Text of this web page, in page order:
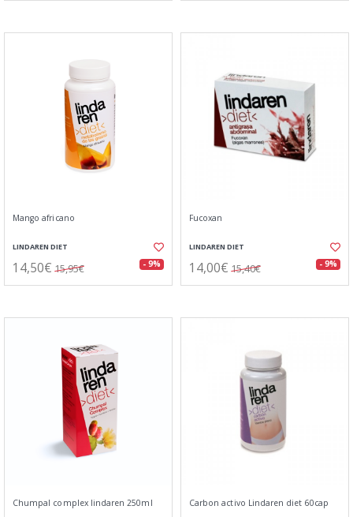
Mango africano
LINDAREN DIET
14,50€ 15,95€ - 9%
Fucoxan
LINDAREN DIET
14,00€ 15,40€ - 9%
Chumpal complex lindaren 250ml Carbon activo Lindaren diet 60cap